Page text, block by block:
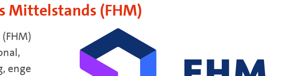
Mittelstands (FHM)
enge